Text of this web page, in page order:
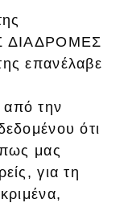
ΔΙΑΔΡΟΜΕΣ
επανέλαβε
την
ότι
μας
για τη